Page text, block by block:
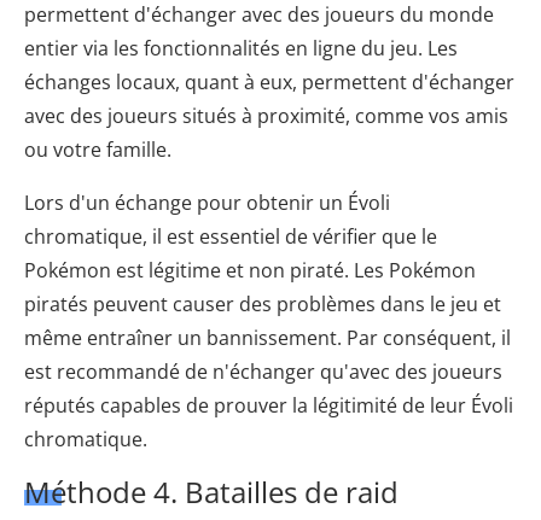
permettent d'échanger avec des joueurs du monde
entier via les fonctionnalités en ligne du jeu. Les
échanges locaux, quant à eux, permettent d'échanger
avec des joueurs situés à proximité, comme vos amis
ou votre famille.
Lors d'un échange pour obtenir un Évoli
chromatique, il est essentiel de vérifier que le
Pokémon est légitime et non piraté. Les Pokémon
piratés peuvent causer des problèmes dans le jeu et
même entraîner un bannissement. Par conséquent, il
est recommandé de n'échanger qu'avec des joueurs
réputés capables de prouver la légitimité de leur Évoli
chromatique.
Méthode 4. Batailles de raid